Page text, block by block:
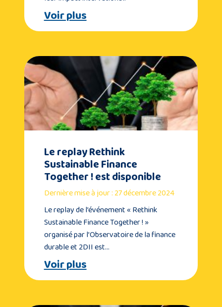
Voir plus
Le replay Rethink
Sustainable Finance
Together ! est disponible
Dernière mise à jour : 27 décembre 2024
Le replay de l’événement « Rethink
Sustainable Finance Together ! »
organisé par l’Observatoire de la finance
durable et 2DII est…
Voir plus